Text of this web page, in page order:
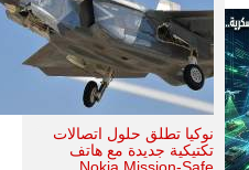
نوكيا تطلق حلول اتصالات
تكتيكية جديدة مع هاتف